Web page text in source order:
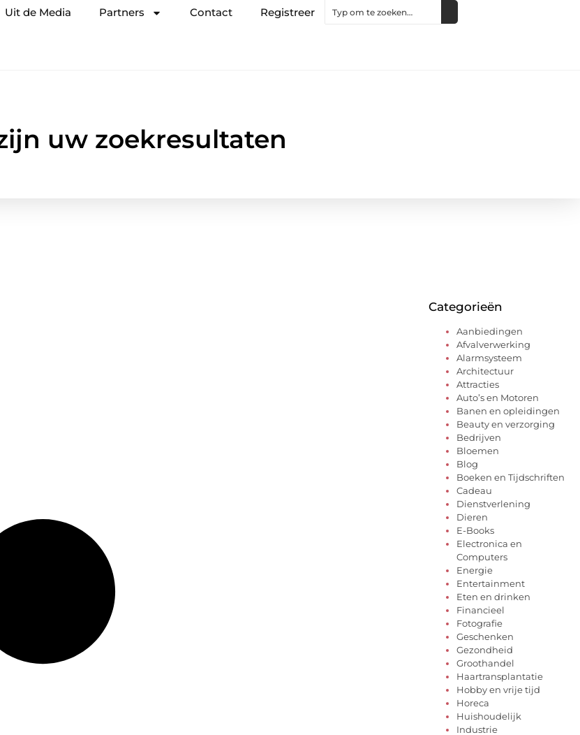
Uit de Media Partners Contact Registreer
uw zoekresultaten
Categorieën
Aanbiedingen
Afvalverwerking
Alarmsysteem
Architectuur
Attracties
Auto’s en Motoren
Banen en opleidingen
Beauty en verzorging
Bedrijven
Bloemen
Blog
Boeken en Tijdschriften
Cadeau
Dienstverlening
Dieren
E-Books
Electronica en
Computers
Energie
Entertainment
Eten en drinken
Financieel
Fotografie
Geschenken
Gezondheid
Groothandel
Haartransplantatie
Hobby en vrije tijd
Horeca
Huishoudelijk
Industrie